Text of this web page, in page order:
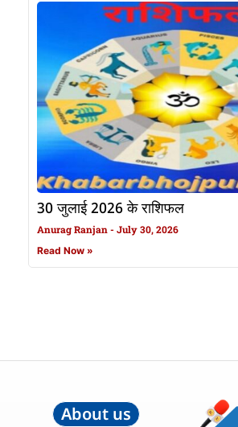
30 जुलाई 2026 के राशिफल
Anurag Ranjan July 30, 2026
Read Now »
About us